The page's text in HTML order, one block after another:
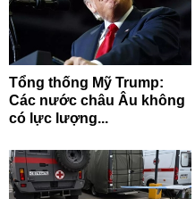
Tổng thống Mỹ Trump:
Các nước châu Âu không
có lực lượng...